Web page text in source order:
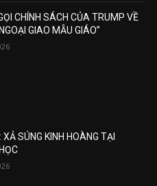
CHÍNH SÁCH CỦA TRUMP VỀ
GIAO MẪU GIÁO”
SÚNG KINH HOÀNG TẠI